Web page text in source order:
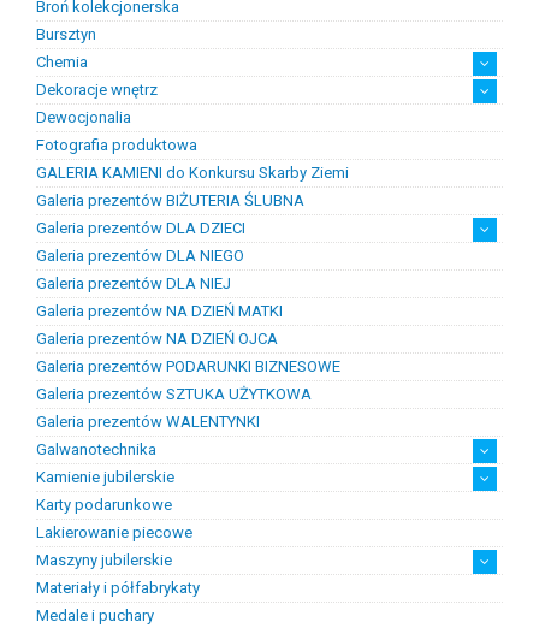
Artystyczna biżuteria srebrna
Biżuteria damska
Biżuteria dawna
Biżuteria dziecięca
Biżuteria inteligentna
Biżuteria miejska
Biżuteria męska
Biżuteria na zamówienie
Biżuteria rodowa
Biżuteria sakralna
Biżuteria srebrna
Biżuteria stalowa
Biżuteria stomatologiczna
Biżuteria sztuczna
Biżuteria unikatowa
Biżuteria z bursztynem
Biżuteria z diamentami
Biżuteria złota
Biżuteria ślubna
Obrączki ślubne
Broń kolekcjonerska
Bursztyn
Chemia
Chemia złotnicza
Ciecze probiercze
Kleje
Pasty i proszki do lutowania
Dekoracje wnętrz
Figurki
Lampy i plafony
Świeczniki
Dewocjonalia
Fotografia produktowa
GALERIA KAMIENI do Konkursu Skarby Ziemi
Galeria prezentów BIŻUTERIA ŚLUBNA
Galeria prezentów DLA DZIECI
Prezenty na chrzest i narodziny dzieci
Prezenty na komunię
Galeria prezentów DLA NIEGO
Galeria prezentów DLA NIEJ
Galeria prezentów NA DZIEŃ MATKI
Galeria prezentów NA DZIEŃ OJCA
Galeria prezentów PODARUNKI BIZNESOWE
Galeria prezentów SZTUKA UŻYTKOWA
Galeria prezentów WALENTYNKI
Galwanotechnika
kąpiele
osprzęt
Kamienie jubilerskie
Bursztyn
Kamienie jubilersko-ozdobne
Kamienie syntetyczne
Kamienie szlachetne
Karty podarunkowe
Lakierowanie piecowe
Maszyny jubilerskie
diamenciarki, tokarki itp
inne
linia odlewnicza
maszyny do bursztynu
myjki ultradżwiękowe
polerowanie, szlifowanie
silniki jubilerskie
walcarki, prasy itp
Materiały i półfabrykaty
Medale i puchary